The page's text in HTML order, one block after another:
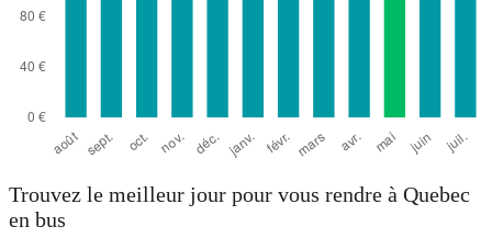
Trouvez le meilleur jour pour vous rendre à Quebec
en bus